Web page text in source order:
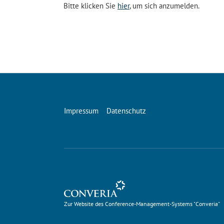
Bitte klicken Sie hier, um sich anzumelden.
Impressum Datenschutz
Zur Website des Conference-Management-Systems
Zur Website des Conference-Management-Systems "Converia"